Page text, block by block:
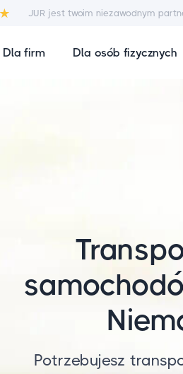
JUR jest twoim niezawodnym
Dla firm Dla osób fizycznych
Potrzebujesz